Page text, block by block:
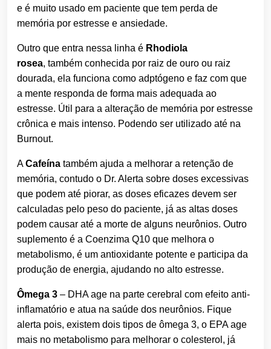
e é muito usado em paciente que tem perda de
memória por estresse e ansiedade.
Outro que entra nessa linha é Rhodiola
rosea, também conhecida por raiz de ouro ou raiz
dourada, ela funciona como adptógeno e faz com que
a mente responda de forma mais adequada ao
estresse. Útil para a alteração de memória por estresse
crônica e mais intenso. Podendo ser utilizado até na
Burnout.
ACafeína também ajuda a melhorar a retenção de
memória, contudo o Dr. Alerta sobre doses excessivas
que podem até piorar, as doses eficazes devem ser
calculadas pelo peso do paciente, já as altas doses
podem causar até a morte de alguns neurônios. Outro
suplemento é a Coenzima Q10 que melhora o
metabolismo, é um antioxidante potente e participa da
produção de energia, ajudando no alto estresse.
Ômega 3 – DHA age na parte cerebral com efeito anti-
inflamatório e atua na saúde dos neurônios. Fique
alerta pois, existem dois tipos de ômega 3, o EPA age
mais no metabolismo para melhorar o colesterol, já